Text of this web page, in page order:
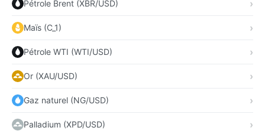
Pétrole Brent (XBR/USD)
Maïs (C_1)
Pétrole WTI (WTI/USD)
Or (XAU/USD)
Gaz naturel (NG/USD)
Palladium (XPD/USD)